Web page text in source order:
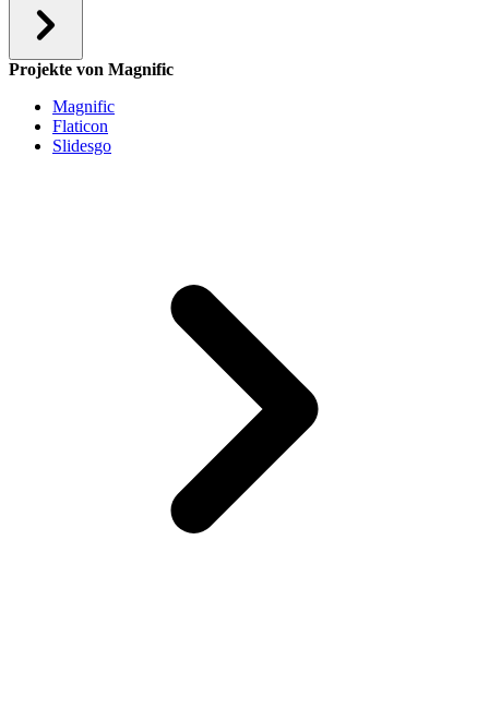
Projekte von Magnific
Magnific
Flaticon
Slidesgo